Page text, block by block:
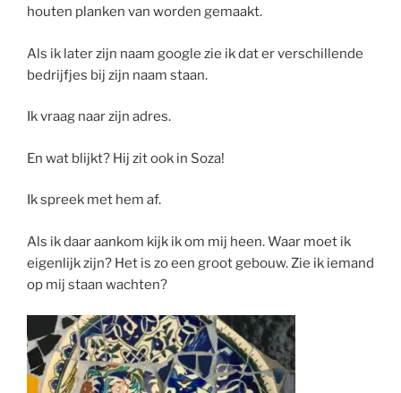
houten planken van worden gemaakt.
Als ik later zijn naam google zie ik dat er verschillende
bedrijfjes bij zijn naam staan.
Ik vraag naar zijn adres.
En wat blijkt? Hij zit ook in Soza!
Ik spreek met hem af.
Als ik daar aankom kijk ik om mij heen. Waar moet ik
eigenlijk zijn? Het is zo een groot gebouw. Zie ik iemand
op mij staan wachten?